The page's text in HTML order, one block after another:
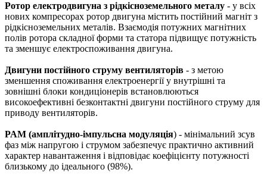
Ротор електродвигуна з рідкісноземельного металу - у всіх
нових компресорах ротор двигуна містить постійний магніт з
рідкісноземельних металів. Взаємодія потужних магнітних
полів ротора складної форми та статора підвищує потужність
та зменшує електроспоживання двигуна.
Двигуни постійного струму вентиляторів - з метою
зменшення споживання електроенергії у внутрішні та
зовнішні блоки кондиціонерів встановлюються
високоефективні безконтактні двигуни постійного струму для
приводу вентиляторів.
PAM (амплітудно-імпульсна модуляція) - мінімальний зсув
фаз між напругою і струмом забезпечує практично активний
характер навантаження і відповідає коефіцієнту потужності
близькому до ідеального (98%).